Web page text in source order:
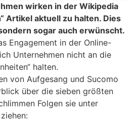
wirken in der Wikipedia
Artikel aktuell zu halten. Dies
sogar auch erwünscht.
Engagement in der Online-
Unternehmen nicht an die
halten.
von Aufgesang und Sucomo
über die sieben größten
Folgen sie unter